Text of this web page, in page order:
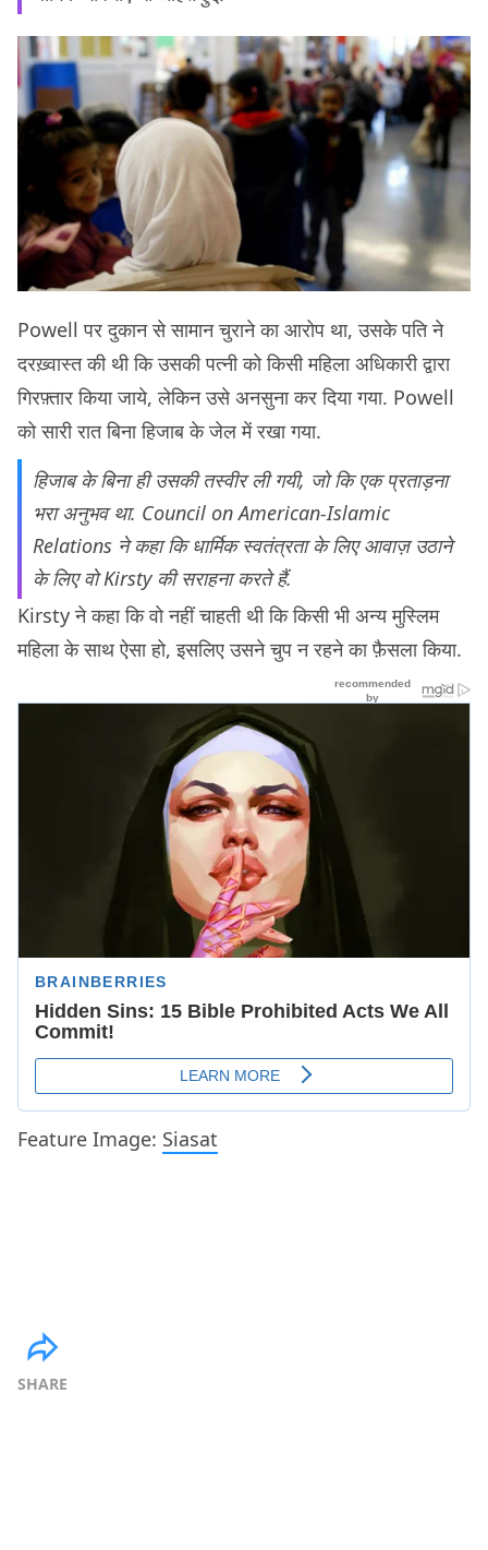
Powell पर दुकान से सामान चुराने का आरोप था, उसके पति ने
दरख़्वास्त की थी कि उसकी पत्नी को किसी महिला अधिकारी द्वारा
गिरफ़्तार किया जाये, लेकिन उसे अनसुना कर दिया गया. Powell
को सारी रात बिना हिजाब के जेल में रखा गया.
हिजाब के बिना ही उसकी तस्वीर ली गयी, जो कि एक प्रताड़ना
भरा अनुभव था. Council on American-Islamic
Relations ने कहा कि धार्मिक स्वतंत्रता के लिए आवाज़ उठाने
के लिए वो Kirsty की सराहना करते हैं.
Kirsty ने कहा कि वो नहीं चाहती थी कि किसी भी अन्य मुस्लिम
महिला के साथ ऐसा हो, इसलिए उसने चुप न रहने का फ़ैसला किया.
Feature Image: Siasat
SHARE